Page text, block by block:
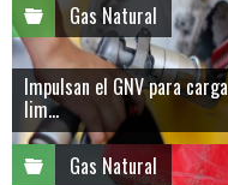
Gas Natural
Impulsan el GNV para carga
lim...
Gas Natural